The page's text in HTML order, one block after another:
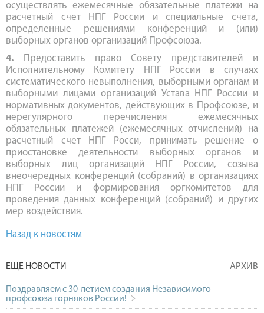
осуществлять ежемесячные обязательные платежи на
расчетный счет НПГ России и специальные счета,
определенные решениями конференций и (или)
выборных органов организаций Профсоюза.
4. Предоставить право Совету представителей и
Исполнительному Комитету НПГ России в случаях
систематического невыполнения, выборными органам и
выборными лицами организаций Устава НПГ России и
нормативных документов, действующих в Профсоюзе, и
нерегулярного перечисления ежемесячных
обязательных платежей (ежемесячных отчислений) на
расчетный счет НПГ Росси, принимать решение о
приостановке деятельности выборных органов и
выборных лиц организаций НПГ России, созыва
внеочередных конференций (собраний) в организациях
НПГ России и формирования оргкомитетов для
проведения данных конференций (собраний) и других
мер воздействия.
Назад к новостям
ЕЩЕ НОВОСТИ АРХИВ
Поздравляем с 30-летием создания Независимого
профсоюза горняков России!